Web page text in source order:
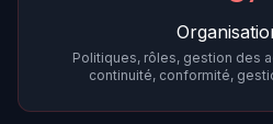
Politiques, rôles, gestion des
continuité, conformité,